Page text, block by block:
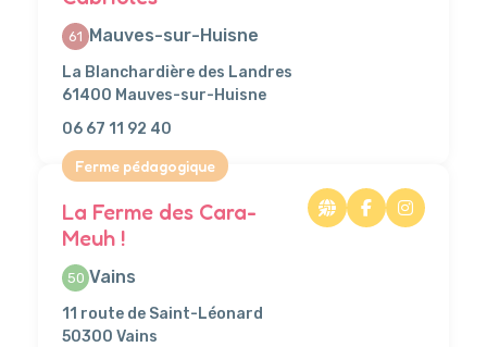
61 Mauves-sur-Huisne
La Blanchardière des Landres
61400 Mauves-sur-Huisne
06 67 11 92 40
Ferme pédagogique
La Ferme des Cara-
Meuh !
50 Vains
11 route de Saint-Léonard
50300 Vains